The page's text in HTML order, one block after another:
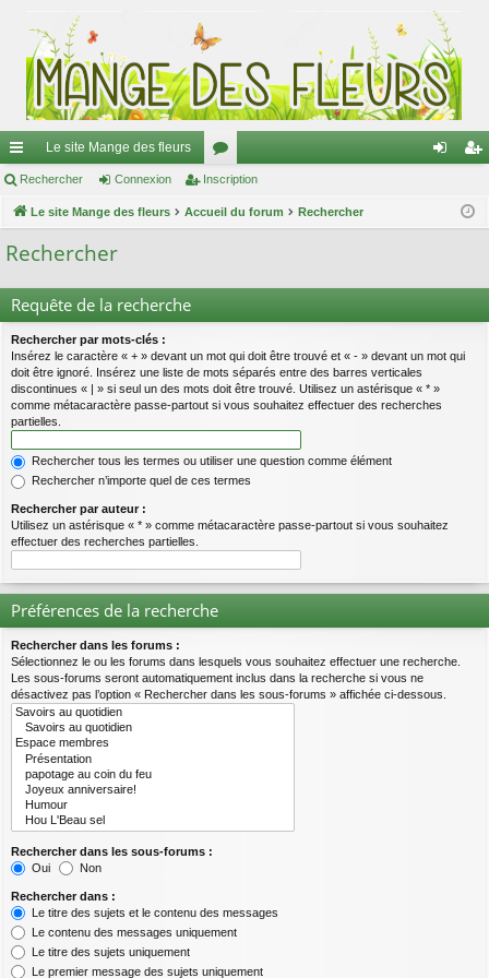
ac
co
ur
s
Le site Mange des fleurs
or
u cri
Rechercher Connexion Inscription
Le site Mange des fleurs Accueil du forum Rechercher
Rechercher
Requête de la recherche
Rechercher par mots-clés :
Insérez le caractère « + » devant un mot qui doit être trouvé et « - » devant un mot qui
doit être ignoré. Insérez une liste de mots séparés entre des barres verticales
discontinues « | » si seul un des mots doit être trouvé. Utilisez un astérisque « * »
comme métacaractère passe-partout si vous souhaitez effectuer des recherches
partielles.
Rechercher tous les termes ou utiliser une question comme élément
Rechercher n’importe quel de ces termes
Rechercher par auteur :
Utilisez un astérisque « * » comme métacaractère passe-partout si vous souhaitez
effectuer des recherches partielles.
Préférences de la recherche
Rechercher dans les forums :
Sélectionnez le ou les forums dans lesquels vous souhaitez effectuer une recherche.
Les sous-forums seront automatiquement inclus dans la recherche si vous ne
désactivez pas l’option « Rechercher dans les sous-forums » affichée ci-dessous.
Rechercher dans les sous-forums :
Oui
Non
Rechercher dans :
Le titre des sujets et le contenu des messages
Le contenu des messages uniquement
Le titre des sujets uniquement
Le premier message des sujets uniquement